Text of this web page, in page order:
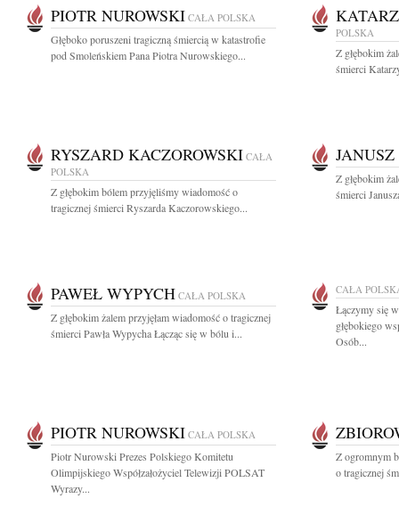
PIOTR NUROWSKI CAŁA POLSKA
Głęboko poruszeni tragiczną śmiercią w katastrofie
pod Smoleńskiem Pana Piotra Nurowskiego...
POLSKA
Z głębokim
śmierci
RYSZARD KACZOROWSKI CAŁA
POLSKA
Z głębokim bólem przyjęliśmy wiadomość o
tragicznej śmierci Ryszarda Kaczorowskiego...
Z głębokim
śmierci
PAWEŁ WYPYCH CAŁA POLSKA
Z głębokim żalem przyjęłam wiadomość o tragicznej
śmierci Pawła Wypycha Łącząc się w bólu i...
CAŁA
Łączymy się
głębokiego
Osób...
PIOTR NUROWSKI CAŁA POLSKA
Piotr Nurowski Prezes Polskiego Komitetu
Olimpijskiego Współzałożyciel Telewizji POLSAT
Wyrazy...
Z ogromnym
o tragicznej